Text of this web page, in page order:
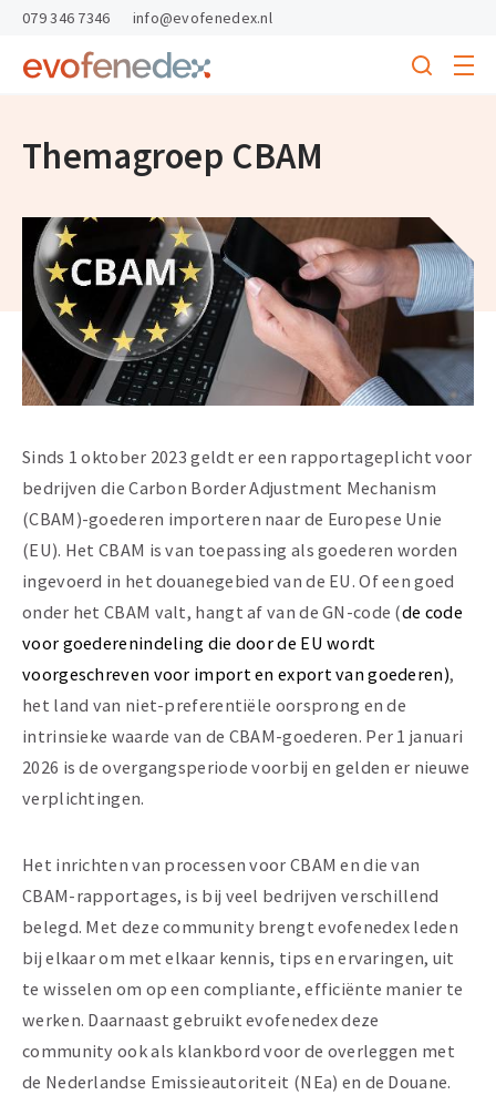
skipToContent
skipToFooter
Return
homepage
Search
menu
079 346 7346 info@evofenedex.nl
Themagroep CBAM
Sinds 1 oktober 2023 geldt er een rapportageplicht voor
bedrijven die Carbon Border Adjustment Mechanism
(CBAM)-goederen importeren naar de Europese Unie
(EU). Het CBAM is van toepassing als goederen worden
ingevoerd in het douanegebied van de EU. Of een goed
onder het CBAM valt, hangt af van de GN-code (de code
voor goederenindeling die door de EU wordt
voorgeschreven voor import en export van goederen),
het land van niet-preferentiële oorsprong en de
intrinsieke waarde van de CBAM-goederen. Per 1 januari
2026 is de overgangsperiode voorbij en gelden er nieuwe
verplichtingen.
Het inrichten van processen voor CBAM en die van
CBAM-rapportages, is bij veel bedrijven verschillend
belegd. Met deze community brengt evofenedex leden
bij elkaar om met elkaar kennis, tips en ervaringen, uit
te wisselen om op een compliante, efficiënte manier te
werken. Daarnaast gebruikt evofenedex deze
community ook als klankbord voor de overleggen met
de Nederlandse Emissieautoriteit (NEa) en de Douane.